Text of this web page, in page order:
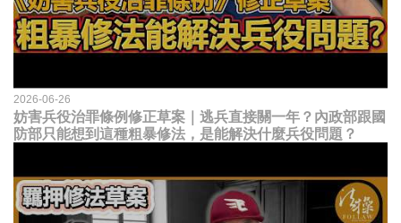
2026-06-26
妨害兵役治罪條例修正草案｜逃兵直接關一年？內政部跟國
防部只能想到這種粗暴修法，是能解決什麼兵役問題？